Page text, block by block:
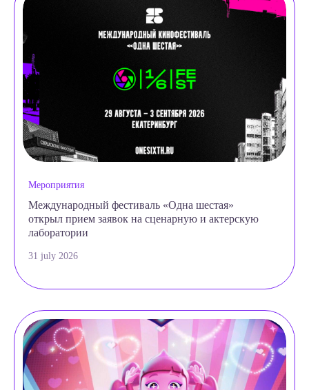
Мероприятия
Международный фестиваль «Одна шестая»
открыл прием заявок на сценарную и актерскую
лаборатории
31 july 2026